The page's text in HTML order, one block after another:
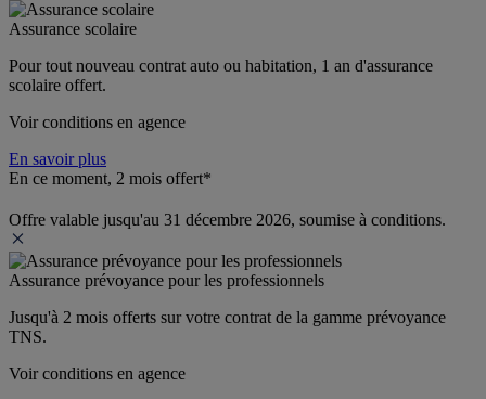
Assurance scolaire
Pour tout nouveau contrat auto ou habitation, 1 an d'assurance
scolaire offert.
Voir conditions en agence
En savoir plus
En ce moment, 2 mois offert*
Offre valable jusqu'au 31 décembre 2026, soumise à conditions.
Assurance prévoyance pour les professionnels
Jusqu'à 2 mois offerts sur votre contrat de la gamme prévoyance
TNS.
Voir conditions en agence